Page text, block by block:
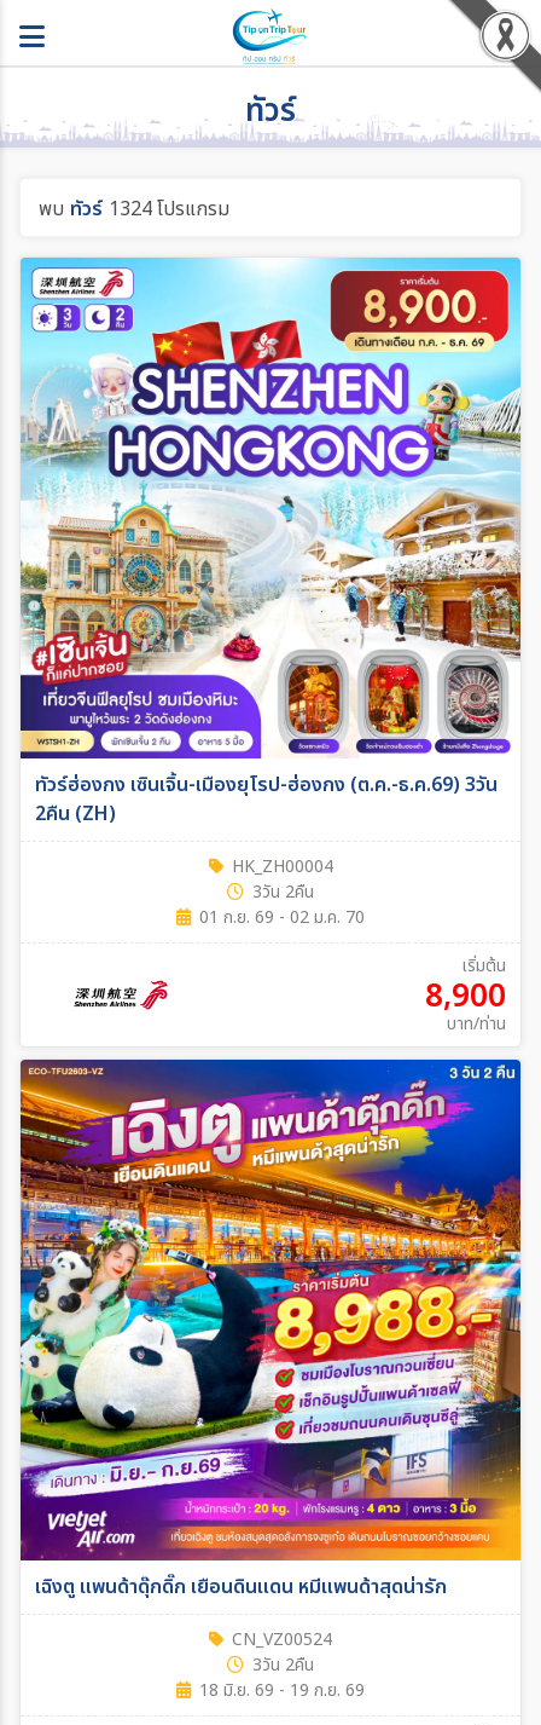
ทัวร์
พบ ทัวร์ 1324 โปรแกรม
ทัวร์ฮ่องกง เซินเจิ้น-เมืองยุโรป-ฮ่องกง (ต.ค.-ธ.ค.69) 3วัน
2คืน (ZH)
HK_ZH00004
3วัน 2คืน
01 ก.ย. 69 - 02 ม.ค. 70
เริ่มต้น
8,900
บาท/ท่าน
เฉิงตู แพนด้าดุ๊กดิ๊ก เยือนดินแดน หมีแพนด้าสุดน่ารัก
CN_VZ00524
3วัน 2คืน
18 มิ.ย. 69 - 19 ก.ย. 69